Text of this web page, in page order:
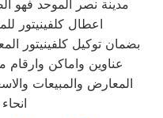
مدينة نصر الموحد فهو
اعطال كلفينيتور
بضمان توكيل كلفينيتور
عناوين واماكن وارقام
المعارض والمبيعات